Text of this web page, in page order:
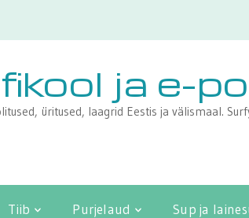
ja e-
üritused, laagrid Eestis ja välismaal.
Tiib Purjelaud Sup ja